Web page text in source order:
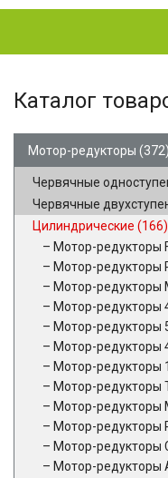
Каталог
Мотор-редукторы (372)
Червячные
Червячные
Цилиндрические (166)
Мотор-редукторы
Мотор-редукторы
Мотор-редукторы
Мотор-редукторы
Мотор-редукторы
Мотор-
Мотор-
Мотор-редукторы
Мотор-редукторы
Мотор-редукторы
Мотор-редукторы
Мотор-редукторы